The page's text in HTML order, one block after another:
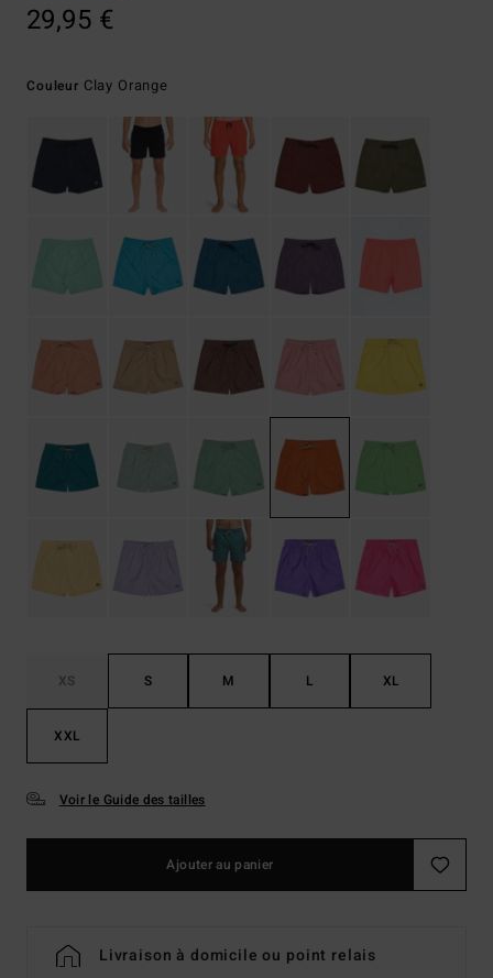
29,95 €
Couleur Clay Orange
XS S M L XL
XXL
Voir le Guide des tailles
Ajouter au panier
Livraison à domicile ou point relais